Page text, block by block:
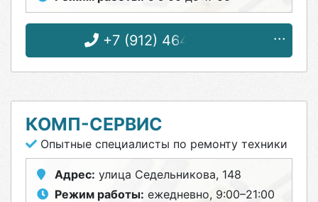
+7 (912) 464-18-73
КОМП-СЕРВИС
Опытные специалисты по ремонту техники
Адрес: улица Седельникова, 148
Режим работы: ежедневно, 9:00–21:00